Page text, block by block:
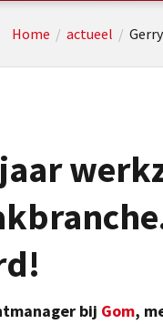
Home / actueel /
bij Gom,